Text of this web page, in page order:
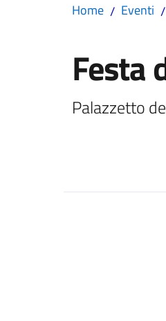
Home / Eventi /
Festa
Palazzetto